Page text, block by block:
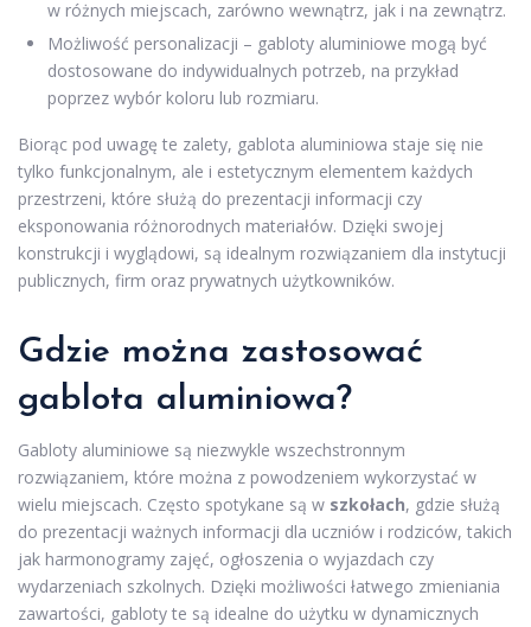
w różnych miejscach, zarówno wewnątrz, jak i na zewnątrz.
Możliwość personalizacji – gabloty aluminiowe mogą być
dostosowane do indywidualnych potrzeb, na przykład
poprzez wybór koloru lub rozmiaru.
Biorąc pod uwagę te zalety, gablota aluminiowa staje się nie
tylko funkcjonalnym, ale i estetycznym elementem każdych
przestrzeni, które służą do prezentacji informacji czy
eksponowania różnorodnych materiałów. Dzięki swojej
konstrukcji i wyglądowi, są idealnym rozwiązaniem dla instytucji
publicznych, firm oraz prywatnych użytkowników.
Gdzie można zastosować
gablota aluminiowa?
Gabloty aluminiowe są niezwykle wszechstronnym
rozwiązaniem, które można z powodzeniem wykorzystać w
wielu miejscach. Często spotykane są w szkołach, gdzie służą
do prezentacji ważnych informacji dla uczniów i rodziców, takich
jak harmonogramy zajęć, ogłoszenia o wyjazdach czy
wydarzeniach szkolnych. Dzięki możliwości łatwego zmieniania
zawartości, gabloty te są idealne do użytku w dynamicznych